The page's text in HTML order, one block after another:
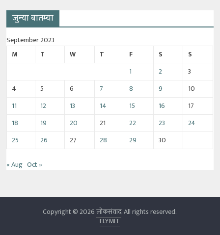
जुन्या बातम्या
September 2023
M
T W T F S
S
1
2
3
4
5 6 7 8 9
10
11
12 13 14 15 16
17
18
19 20 21 22 23
24
25
26 27 28 29 30
« Aug Oct »
Copyright © 2026लोकसंवाद. All rights reserved.
FLYMIT